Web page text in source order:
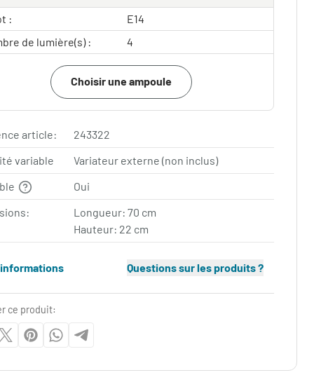
:
E14
de lumière(s) :
4
Choisir une ampoule
article:
243322
variable
Variateur externe (non inclus)
Oui
Longueur: 70 cm
Hauteur: 22 cm
Questions sur les produits ?
ce produit: